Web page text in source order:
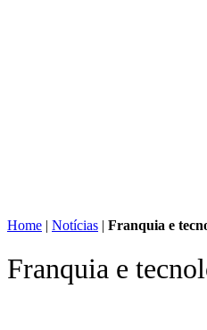
Home | Notícias | Franquia e
Franquia e